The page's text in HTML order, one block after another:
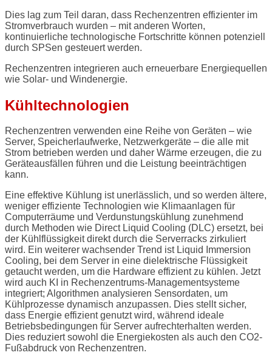
Dies lag zum Teil daran, dass Rechenzentren effizienter im
Stromverbrauch wurden – mit anderen Worten,
kontinuierliche technologische Fortschritte können potenziell
durch SPSen gesteuert werden.
Rechenzentren integrieren auch erneuerbare Energiequellen
wie Solar- und Windenergie.
Kühltechnologien
Rechenzentren verwenden eine Reihe von Geräten – wie
Server, Speicherlaufwerke, Netzwerkgeräte – die alle mit
Strom betrieben werden und daher Wärme erzeugen, die zu
Geräteausfällen führen und die Leistung beeinträchtigen
kann.
Eine effektive Kühlung ist unerlässlich, und so werden ältere,
weniger effiziente Technologien wie Klimaanlagen für
Computerräume und Verdunstungskühlung zunehmend
durch Methoden wie Direct Liquid Cooling (DLC) ersetzt, bei
der Kühlflüssigkeit direkt durch die Serverracks zirkuliert
wird. Ein weiterer wachsender Trend ist Liquid Immersion
Cooling, bei dem Server in eine dielektrische Flüssigkeit
getaucht werden, um die Hardware effizient zu kühlen. Jetzt
wird auch KI in Rechenzentrums-Managementsysteme
integriert; Algorithmen analysieren Sensordaten, um
Kühlprozesse dynamisch anzupassen. Dies stellt sicher,
dass Energie effizient genutzt wird, während ideale
Betriebsbedingungen für Server aufrechterhalten werden.
Dies reduziert sowohl die Energiekosten als auch den CO2-
Fußabdruck von Rechenzentren.